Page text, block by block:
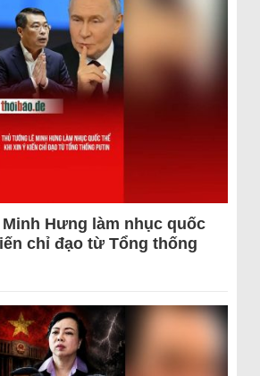
Hưng làm nhục quốc
chỉ đạo từ Tổng thống